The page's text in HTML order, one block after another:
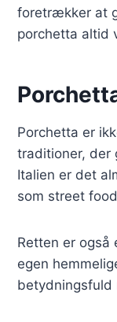
foretrækker at
porchetta altid
Porchetta er
traditioner, der
Italien er det
som street
Retten er også
egen
betydningsfuld